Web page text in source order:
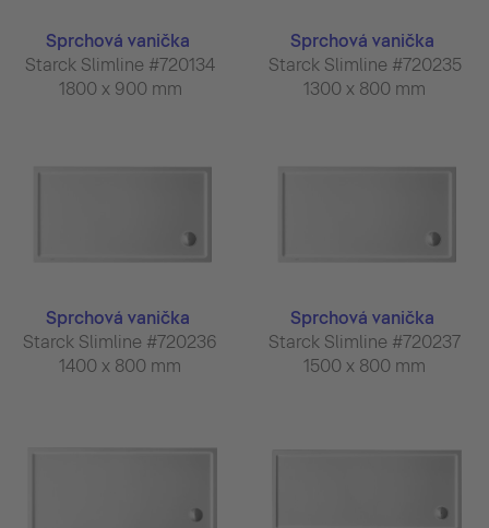
Sprchová vanička
Starck Slimline #720134
1800 x 900 mm
Sprchová vanička
Starck Slimline #720235
1300 x 800 mm
Sprchová vanička
Starck Slimline #720236
1400 x 800 mm
Sprchová vanička
Starck Slimline #720237
1500 x 800 mm